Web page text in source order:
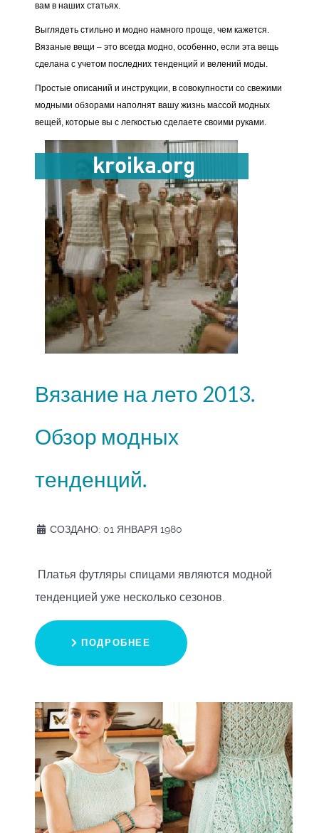
вам в наших статьях.
Выглядеть стильно и модно намного проще, чем кажется.
Вязаные вещи – это всегда модно, особенно, если эта вещь
сделана с учетом последних тенденций и велений моды.
Простые описаний и инструкции, в совокупности со свежими
модными обзорами наполнят вашу жизнь массой модных
вещей, которые вы с легкостью сделаете своими руками.
Вязание на лето 2013.
Обзор модных
тенденций.
СОЗДАНО: 01 ЯНВАРЯ 1980
Платья футляры спицами являются модной
тенденцией уже несколько сезонов.
ПОДРОБНЕЕ